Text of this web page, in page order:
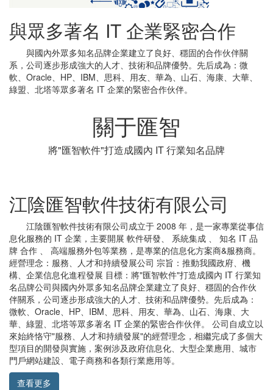
與眾多著名 IT 企業緊密合作
與國內外眾多知名品牌企業建立了良好、穩固的合作伙伴關
系，公司逐步形成強大的人才、技術和品牌優勢。先后成為：微
軟、Oracle、HP、IBM、思科、用友、華為、山石、海康、大華、
綠盟、北塔等眾多著名 IT 企業的緊密合作伙伴。
關于匯智
將"匯智軟件"打造成國內 IT 行業知名品牌
江陰匯智軟件技術有限公司
江陰匯智軟件技術有限公司成立于 2008 年，是一家專業從事信
息化服務的 IT 企業，主要開展 軟件研發、 系統集成 、 知名 IT 品
牌 合作 、 高端服務外包等業務，是專業的信息化方案商&服務商。
經營理念：服務、人才和持續發展公司 宗旨：推動我國政府、機
構、企業信息化進程發展 目標：將"匯智軟件"打造成國內 IT 行業知
名品牌公司與國內外眾多知名品牌企業建立了良好、穩固的合作伙
伴關系，公司逐步形成強大的人才、技術和品牌優勢。先后成為：
微軟、Oracle、HP、IBM、思科、用友、華為、山石、海康、大
華、綠盟、北塔等眾多著名 IT 企業的緊密合作伙伴。 公司自成立以
來始終恪守"服務、人才和持續發展"的經營理念，相繼完成了多個大
型項目的開發與實施，案例涉及政府信息化、大型企業應用、城市
門戶網站建設、電子商務和各類行業應用等。
查看更多